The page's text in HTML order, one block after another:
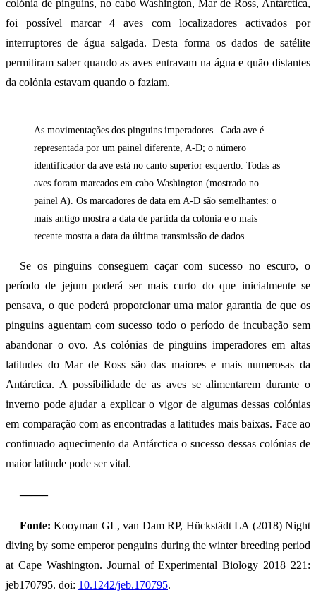
colónia de pinguins, no cabo Washington, Mar de Ross, Antárctica,
foi possível marcar 4 aves com localizadores activados por
interruptores de água salgada. Desta forma os dados de satélite
permitiram saber quando as aves entravam na água e quão distantes
da colónia estavam quando o faziam.
As movimentações dos pinguins imperadores | Cada ave é
representada por um painel diferente, A-D; o número
identificador da ave está no canto superior esquerdo. Todas as
aves foram marcados em cabo Washington (mostrado no
painel A). Os marcadores de data em A-D são semelhantes: o
mais antigo mostra a data de partida da colónia e o mais
recente mostra a data da última transmissão de dados.
Se os pinguins conseguem caçar com sucesso no escuro, o
período de jejum poderá ser mais curto do que inicialmente se
pensava, o que poderá proporcionar uma maior garantia de que os
pinguins aguentam com sucesso todo o período de incubação sem
abandonar o ovo. As colónias de pinguins imperadores em altas
latitudes do Mar de Ross são das maiores e mais numerosas da
Antárctica. A possibilidade de as aves se alimentarem durante o
inverno pode ajudar a explicar o vigor de algumas dessas colónias
em comparação com as encontradas a latitudes mais baixas. Face ao
continuado aquecimento da Antárctica o sucesso dessas colónias de
maior latitude pode ser vital.
——–
Fonte: Kooyman GL, van Dam RP, Hückstädt LA (2018) Night
diving by some emperor penguins during the winter breeding period
at Cape Washington. Journal of Experimental Biology 2018 221:
jeb170795. doi: 10.1242/jeb.170795.